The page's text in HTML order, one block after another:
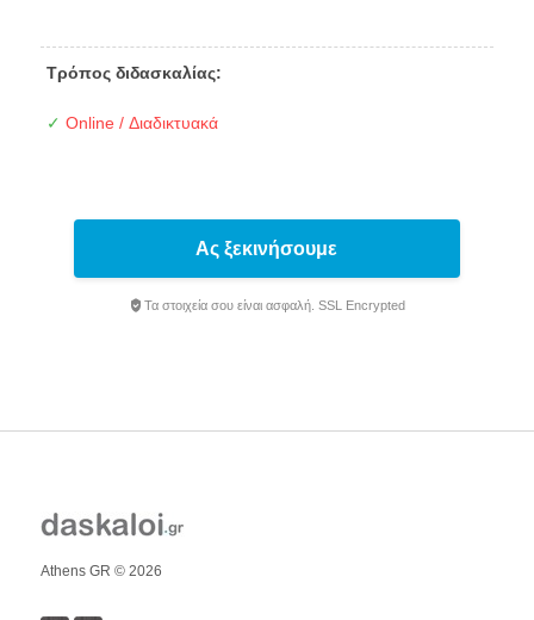
Τρόπος διδασκαλίας:
✓ Online / Διαδικτυακά
Ας ξεκινήσουμε
Τα στοιχεία σου είναι ασφαλή. SSL Encrypted
Athens GR © 2026